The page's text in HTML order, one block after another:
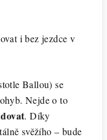
i bez jezdce v
Ballou) se
Nejde o to
. Díky
svěžího – bude